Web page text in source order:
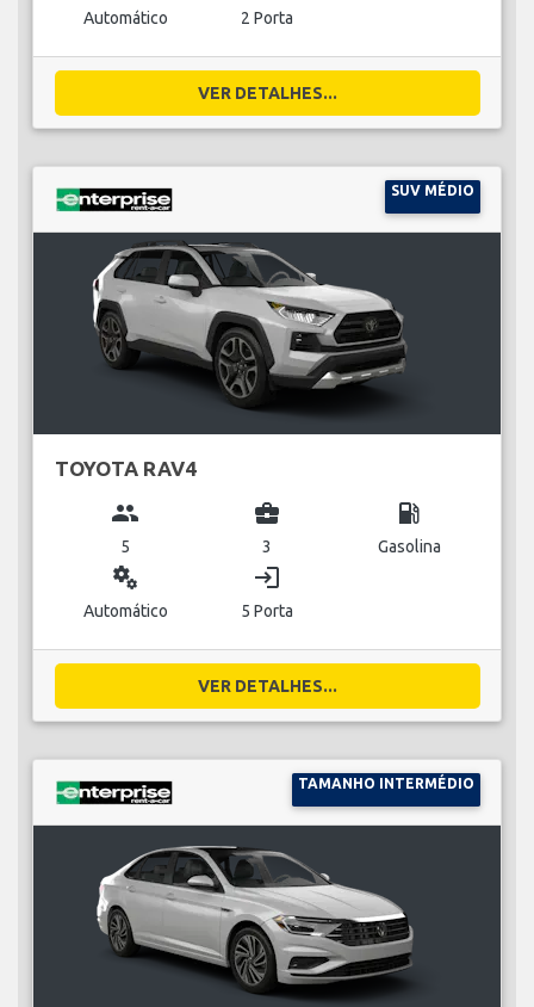
Automático 2 Porta
VER DETALHES...
SUV MÉDIO
TOYOTA RAV4
group
5
business_center
3
local_gas_station
Gasolina
miscellaneous_services
Automático
login
5 Porta
VER DETALHES...
TAMANHO INTERMÉDIO